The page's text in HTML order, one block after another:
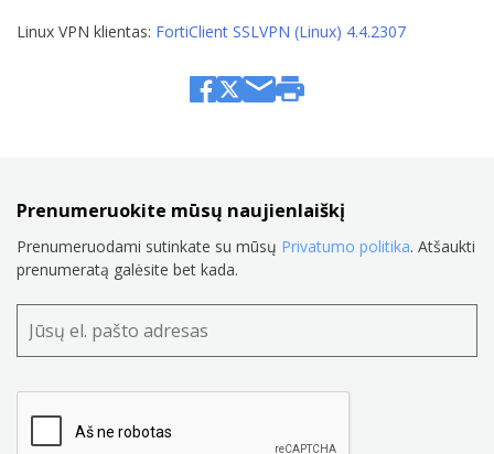
Linux VPN klientas: FortiClient SSLVPN (Linux) 4.4.2307
Prenumeruokite mūsų naujienlaiškį
Prenumeruodami sutinkate su mūsų Privatumo politika. Atšaukti
prenumeratą galėsite bet kada.